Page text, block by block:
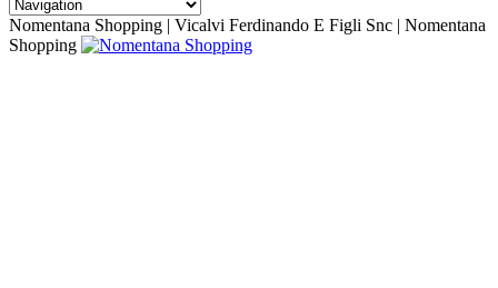
Nomentana Shopping | Vicalvi Ferdinando E Figli Snc | Nomentana
Shopping